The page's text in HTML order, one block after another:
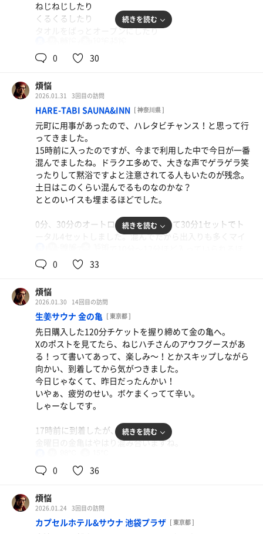
担々麺と半炒飯
ねじねじしたり
くるくるしたり
タオルをばっとオープンにしたり
凄いのに凄い技やってるだろ俺感がないのが凄い
今年のACJはソロで出場されるようで
楽しみですね
トータル3セットでfinish
いやぁ、今日もまた帰るのめんどくさい。
続きを読む
0 30
煩悩
2026.01.31 3回目の訪問
HARE-TABI SAUNA&INN [ 神奈川県 ]
元町に用事があったので、ハレタビチャンス！と思って行
ってきました。
15時前に入ったのですが、今まで利用した中で今日が一番
混んでましたね。ドラクエ多めで、大きな声でゲラゲラ笑
ったりして黙浴ですよと注意されてる人もいたのが残念。
土日はこのくらい混んでるものなのかな？
ととのいイスも埋まるほどでした。
0分、30分のオートロウリュに合わせて30分1セットでト
ータル4セットしました。混んでたから出入りも多くマイ
ど。
1度だけスタッフの方がジャスミン茶のロウリュをしてく
れて、体感温度もめっちゃ上がって、その時が今日一番の
ととのいでしたね。
ジャスミン茶ロウリュが私の好物だって知ってたの？w
途中、フローズンオレポも注文したのですが、サウナで熱
った体を冷たいフローズン飲んでクールダウンする贅沢感
良かったです。
実は、2週間後に宿泊予約してるので、また利用させても
らうのですが、宿泊者は朝に女性側サウナを利用できるそ
うなので、それがメチャ楽しみ。
続きを読む
0 33
煩悩
2026.01.30 14回目の訪問
生姜サウナ 金の亀 [ 東京都 ]
先日購入した120分チケットを握り締めて金の亀へ。
Xのポストを見てたら、ねじハチさんのアウフグースがあ
る！って書いてあって、楽しみ〜！とかスキップしながら
向かい、到着してから気がつきました。
今日じゃなくて、昨日だったんかい！
いやぁ、疲労のせい。ボケまくってて辛い。
しゃーなしです。
17時前に到着したが、ほぼ満室。
金曜日の金亀はやはり混み合いますね。
サウナもととのいスペースもサミソもいつも通り素晴らし
かったです。言う事なし。
4セット満喫。
電車乗って家に帰るのがめんどくさい。
続きを読む
0 36
煩悩
2026.01.24 3回目の訪問
カプセルホテル&サウナ 池袋プラザ [ 東京都 ]